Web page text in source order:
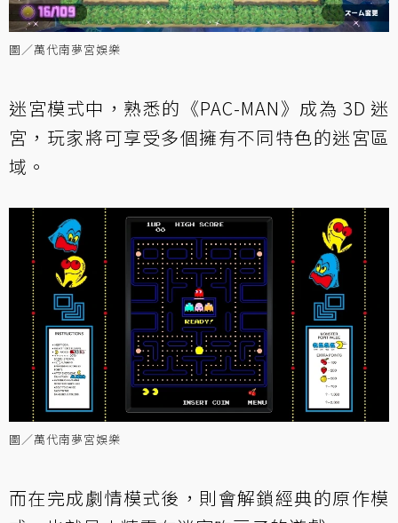
圖／萬代南夢宮娛樂
迷宮模式中，熟悉的《PAC-MAN》成為 3D 迷
宮，玩家將可享受多個擁有不同特色的迷宮區
域。
圖／萬代南夢宮娛樂
而在完成劇情模式後，則會解鎖經典的原作模